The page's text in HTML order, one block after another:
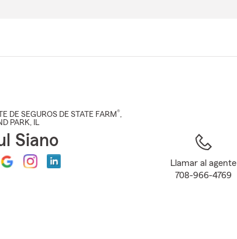
DE SEGUROS DE STATE FARM®,
PARK, IL
Siano
Llamar al agente
708-966-4769